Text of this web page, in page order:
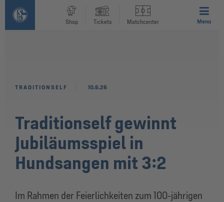
Shop Tickets Matchcenter Menu
Traditionself gewinnt
Jubiläumsspiel in
Hundsangen mit 3:2
Im Rahmen der Feierlichkeiten zum 100-jährigen
TRADITIONSELF 10.6.26